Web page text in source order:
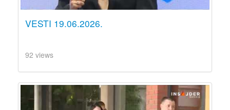
VESTI 19.06.2026.
92 views